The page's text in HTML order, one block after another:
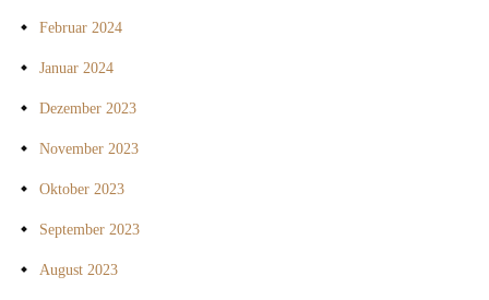
Februar 2024
Januar 2024
Dezember 2023
November 2023
Oktober 2023
September 2023
August 2023